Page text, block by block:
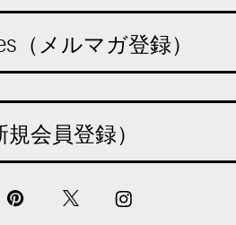
（メルマガ登録）
会員登録）